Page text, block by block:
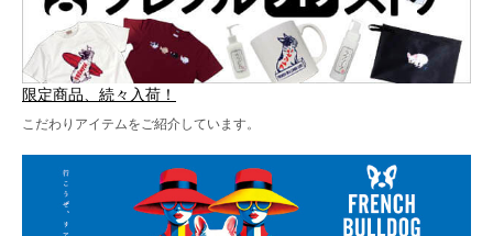
限定商品、続々入荷！
こだわりアイテムをご紹介しています。